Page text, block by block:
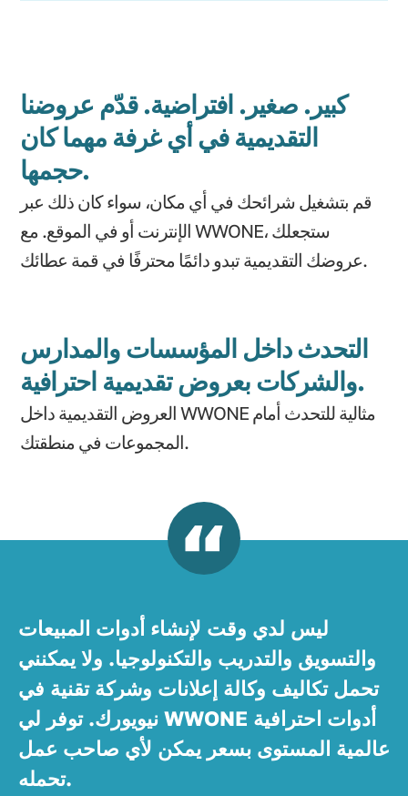
كبير. صغير. افتراضية. قدّم عروضنا
التقديمية في أي غرفة مهما كان
حجمها.
قم بتشغيل شرائحك في أي مكان، سواء كان ذلك عبر
الإنترنت أو في الموقع. مع WWONE، ستجعلك
عروضك التقديمية تبدو دائمًا محترفًا في قمة عطائك.
التحدث داخل المؤسسات والمدارس
والشركات بعروض تقديمية احترافية.
العروض التقديمية داخل WWONE مثالية للتحدث أمام
المجموعات في منطقتك.
ليس لدي وقت لإنشاء أدوات المبيعات
والتسويق والتدريب والتكنولوجيا. ولا يمكنني
تحمل تكاليف وكالة إعلانات وشركة تقنية في
نيويورك. توفر لي WWONE أدوات احترافية
عالمية المستوى بسعر يمكن لأي صاحب عمل
تحمله.